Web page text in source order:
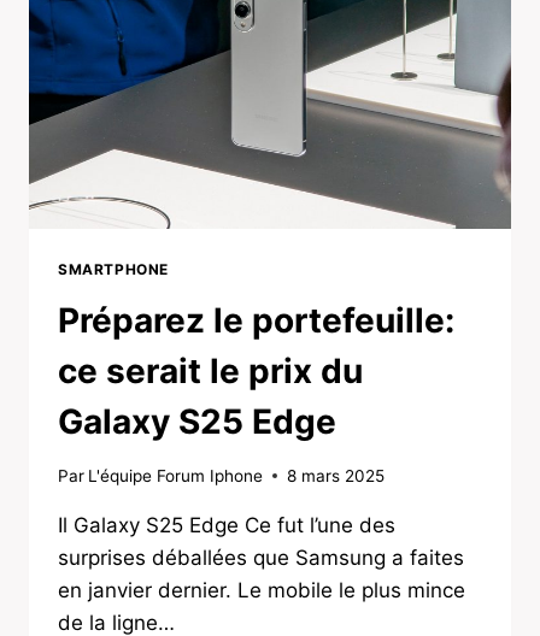
SMARTPHONE
Préparez le portefeuille:
ce serait le prix du
Galaxy S25 Edge
Par L'équipe Forum Iphone 8 mars 2025
Il Galaxy S25 Edge Ce fut l’une des
surprises déballées que Samsung a faites
en janvier dernier. Le mobile le plus mince
de la ligne…